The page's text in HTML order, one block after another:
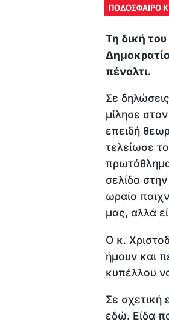
ΠΟΔΟΣΦΑΙΡΟ
Τη δική
πέναλτι.
Σε
μίλησε
επειδή
τελείωσε
σελίδα
ωραίο
μας, αλλά
Ο κ.
ήμουν και
κυπέλλου
Σε σχετική
εδώ. Είδα